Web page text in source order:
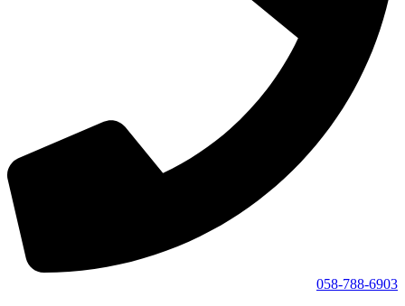
058-788-6903